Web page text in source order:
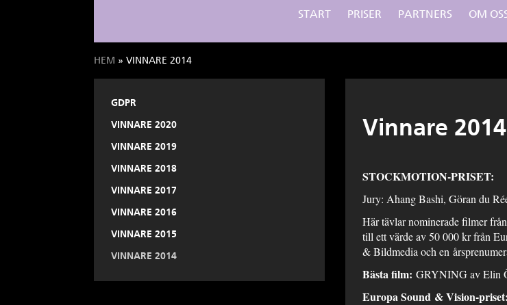
START PRISER PARTNERS OM
Du är här
HEM » VINNARE 2014
Vinnare 2014
STOCKMOTION-PRISET:
Jury: Ahang Bashi, Göran du
Här tävlar nominerade filmer
till ett värde av 50 000 kr från
& Bildmedia och en
Bästa film: GRYNING av Elin
Europa Sound & Vision-priset:
GDPR
VINNARE 2020
VINNARE 2019
VINNARE 2018
VINNARE 2017
VINNARE 2016
VINNARE 2015
VINNARE 2014